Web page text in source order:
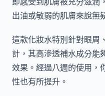
出油或敏弱的肌膚來說無
這款化妝水特別針對眼周
計，其高滲透補水成分能
效果。經過八週的使用，
性也有所提升。